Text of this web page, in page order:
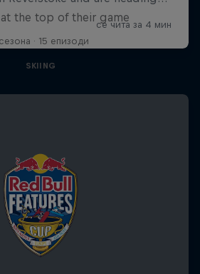
the top of their game
· 15 епизоди
SKIING